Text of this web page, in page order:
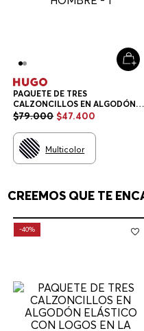
PAQUETE DE TRES
CALZONCILLOS EN ALGODÓN
ELÁSTICO CON LOGOS EN LA
HOMBRE
$79.000 $47.400
Multicolor
CREEMOS QUE TE
-40%